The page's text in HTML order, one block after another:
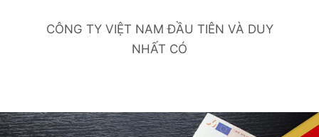
CÔNG TY VIỆT NAM ĐẦU TIÊN VÀ DUY
NHẤT CÓ